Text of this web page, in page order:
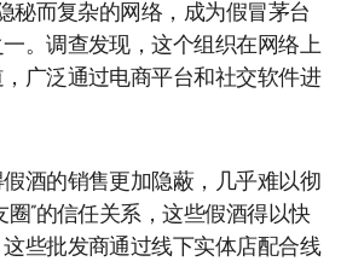
秘而复杂的网络，成为假冒茅台
。调查发现，这个组织在网络上
广泛通过电商平台和社交软件进
酒的销售更加隐蔽，几乎难以彻
圈”的信任关系，这些假酒得以快
些批发商通过线下实体店配合线